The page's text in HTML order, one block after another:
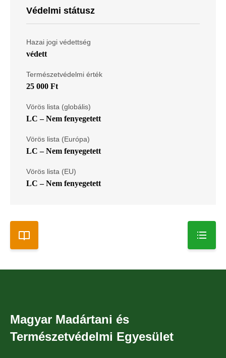
Védelmi státusz
Hazai jogi védettség
védett
Természetvédelmi érték
25 000 Ft
Vörös lista (globális)
LC – Nem fenyegetett
Vörös lista (Európa)
LC – Nem fenyegetett
Vörös lista (EU)
LC – Nem fenyegetett
Magyar Madártani és
Természetvédelmi Egyesület